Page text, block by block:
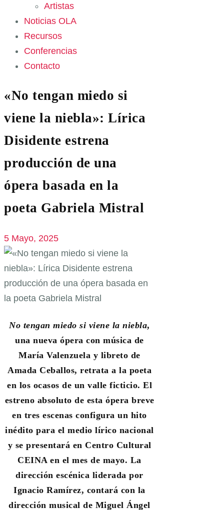
Artistas
Noticias OLA
Recursos
Conferencias
Contacto
«No tengan miedo si
viene la niebla»: Lírica
Disidente estrena
producción de una
ópera basada en la
poeta Gabriela Mistral
5 Mayo, 2025
No tengan miedo si viene la niebla,
una nueva ópera con música de
María Valenzuela y libreto de
Amada Ceballos, retrata a la poeta
en los ocasos de un valle ficticio. El
estreno absoluto de esta ópera breve
en tres escenas configura un hito
inédito para el medio lírico nacional
y se presentará en Centro Cultural
CEINA en el mes de mayo. La
dirección escénica liderada por
Ignacio Ramírez, contará con la
dirección musical de Miguel Ángel